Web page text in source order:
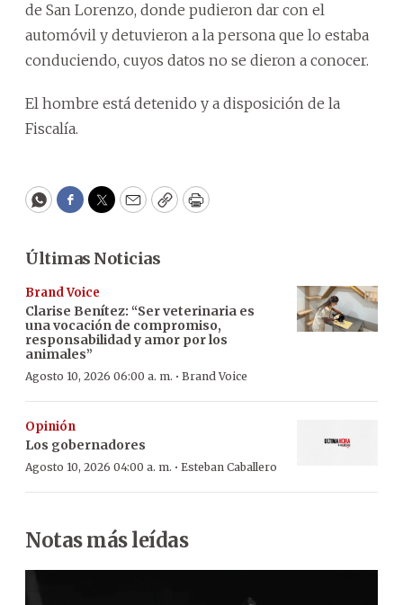
de San Lorenzo, donde pudieron dar con el
automóvil y detuvieron a la persona que lo estaba
conduciendo, cuyos datos no se dieron a conocer.
El hombre está detenido y a disposición de la
Fiscalía.
WhatsApp
Facebook
Twitter
EmailCopyPrint
Últimas Noticias
Brand Voice
Clarise Benítez: “Ser veterinaria es
una vocación de compromiso,
responsabilidad y amor por los
animales”
Agosto 10, 2026 06:00 a. m. · Brand Voice
Opinión
Los gobernadores
Agosto 10, 2026 04:00 a. m. · Esteban Caballero
Notas más leídas